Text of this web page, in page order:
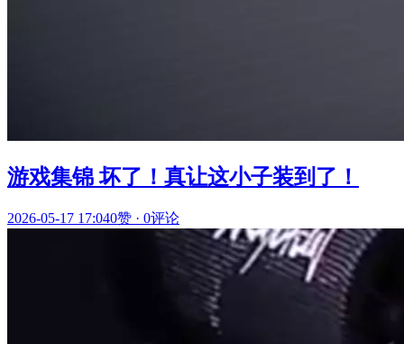
游戏集锦 坏了！真让这小子装到了！
2026-05-17 17:040赞 · 0评论